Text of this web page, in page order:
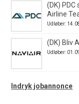
(DK)
Airline
Udløber:
(DK) Bliv
Udløber:
Indryk jobannonce